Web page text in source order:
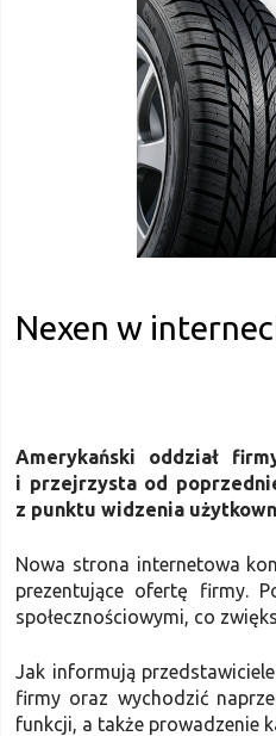
Nexen w
Amerykański oddział
i przejrzysta od
z punktu widzenia
Nowa strona internetowa
prezentujące ofertę firmy.
społecznościowymi, co
Jak informują
firmy oraz wychodzić
funkcji, a także prowadzenie